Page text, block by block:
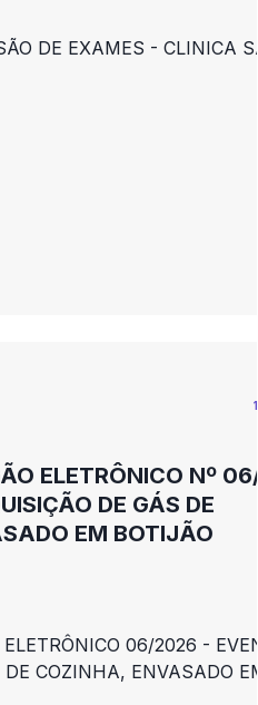
DE EXAMES - CLINICA
ELETRÔNICO Nº
DE GÁS DE
EM BOTIJÃO
ELETRÔNICO 06/2026 -
COZINHA, ENVASADO